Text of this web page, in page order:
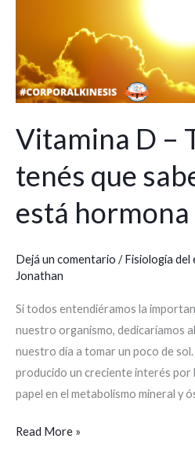
Vitamina D –
tenés que
está
Dejá un comentario /Fisiología del
Jonathan
Si todos entendiéramos la
nuestro organismo, dedicaríamos
nuestro día a tomar un poco de
producido un creciente interés por
papel en el metabolismo mineral y
tenés
que
saber
está
hormona
esteroidea
Read More »